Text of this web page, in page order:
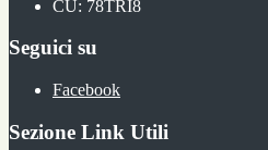
CU: 78TRI8
Seguici su
Facebook
Sezione Link Utili